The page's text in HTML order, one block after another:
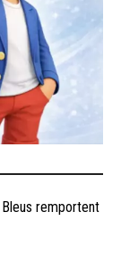
Bleus remportent